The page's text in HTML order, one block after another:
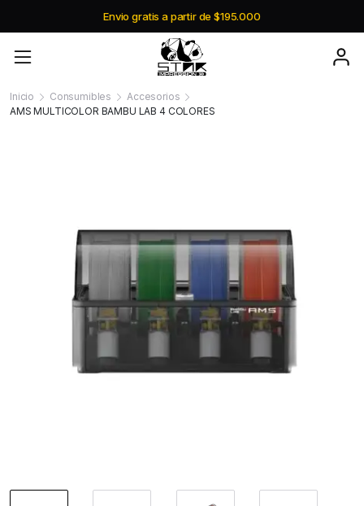
Envio gratis a partir de $195.000
Inicio Consumibles
Accesorios
AMS MULTICOLOR BAMBU LAB 4 COLORES